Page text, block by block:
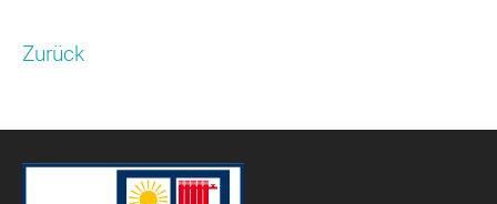
Zurück